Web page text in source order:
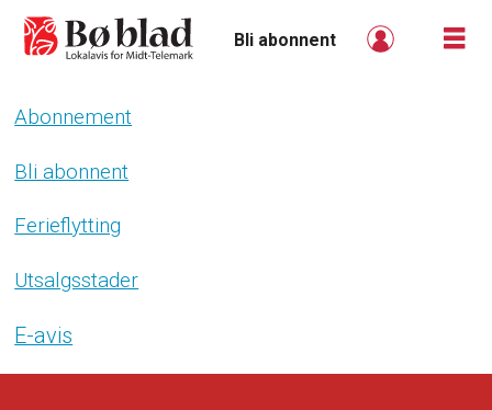
Bli abonnent
Bli
abonnent
boblad
Abonnement
Bli abonnent
Ferieflytting
Utsalgsstader
E-avis